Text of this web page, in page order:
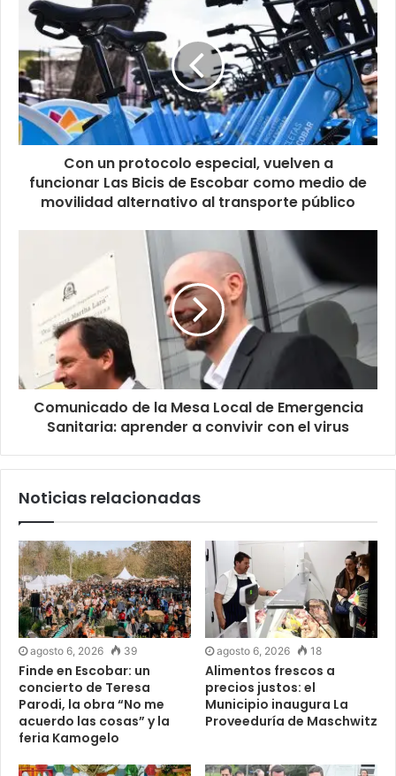
Con un protocolo especial, vuelven a
funcionar Las Bicis de Escobar como medio de
movilidad alternativo al transporte público
Comunicado de la Mesa Local de Emergencia
Sanitaria: aprender a convivir con el virus
Noticias relacionadas
agosto 6, 2026 39
Finde en Escobar: un
concierto de Teresa
Parodi, la obra “No me
acuerdo las cosas” y la
feria Kamogelo
agosto 6, 2026 18
Alimentos frescos a
precios justos: el
Municipio inaugura La
Proveeduría de Maschwitz